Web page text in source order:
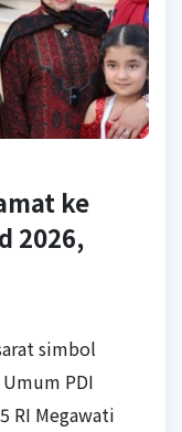
ke
2026,
simbol
PDI
RI Megawati